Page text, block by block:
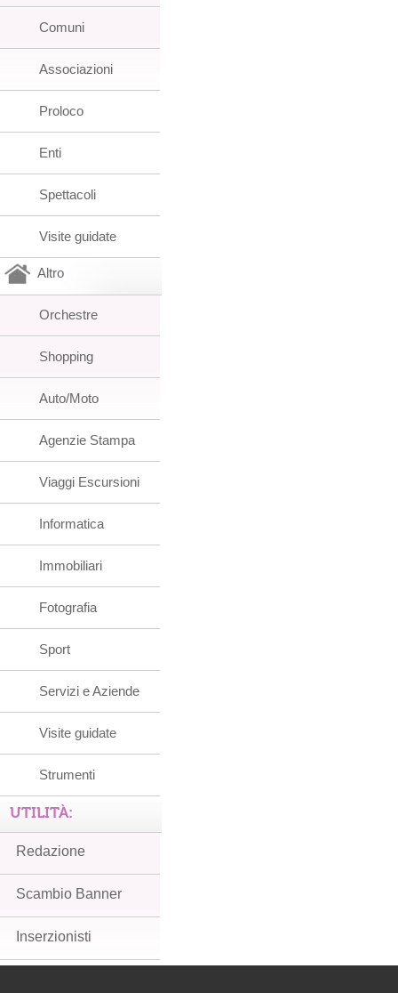
Comuni
Associazioni
Proloco
Enti
Spettacoli
Visite guidate
Altro
Orchestre
Shopping
Auto/Moto
Agenzie Stampa
Viaggi Escursioni
Informatica
Immobiliari
Fotografia
Sport
Servizi e Aziende
Visite guidate
Strumenti
UTILITÀ:
Redazione
Scambio Banner
Inserzionisti